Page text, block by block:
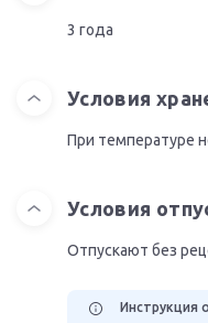
3 года
Условия
При температуре
Условия
Отпускают без
Инструкция